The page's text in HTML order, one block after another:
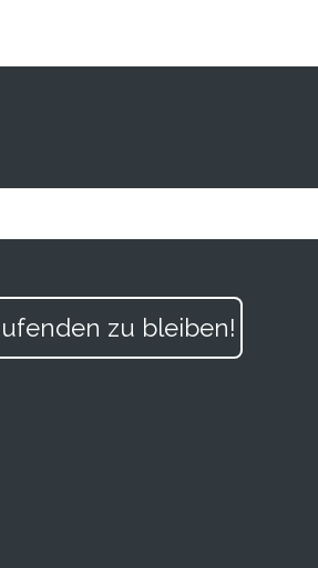
zu bleiben!